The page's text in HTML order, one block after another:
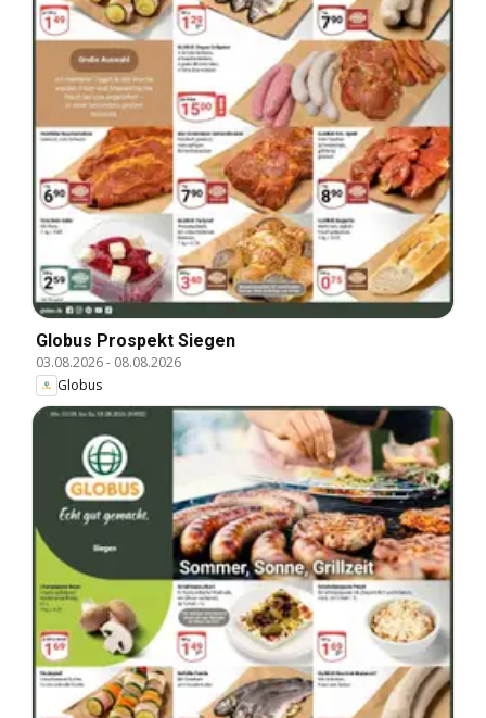
Globus Prospekt Siegen
03.08.2026- 08.08.2026
Globus